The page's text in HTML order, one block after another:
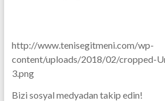
http://www.tenisegitmeni.com/wp-
content/uploads/2018/02/cropped-
3.png
Bizi sosyal medyadan takip edin!